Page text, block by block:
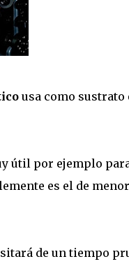
usa como
útil por ejemplo
es el de
de un tiempo